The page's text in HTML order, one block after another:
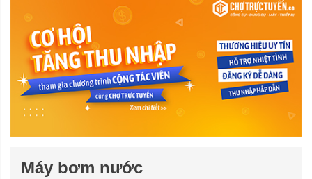
Máy bơm nước